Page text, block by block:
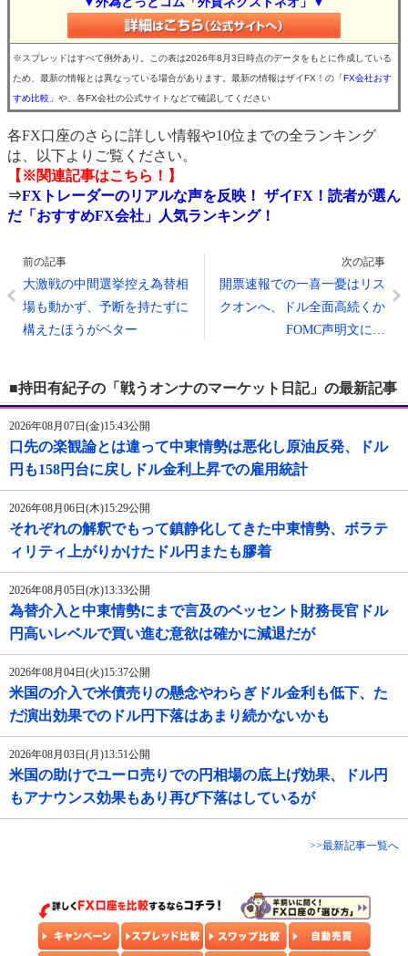
※スプレッドはすべて例外あり。この表は2026年8月3日時点のデータをもとに作成している
ため、最新の情報とは異なっている場合があります。最新の情報はザイFX！の 「FX会社おす
すめ比較」 や、各FX会社の公式サイトなどで確認してください
各FX口座のさらに詳しい情報や10位までの全ランキング
は、以下よりご覧ください。
【※関連記事はこちら！】
⇒FXトレーダーのリアルな声を反映！ ザイFX！読者が選ん
だ「おすすめFX会社」人気ランキング！
前の記事
大激戦の中間選挙控え為替相
場も動かず、予断を持たずに
構えたほうがベター
次の記事
開票速報での一喜一憂はリス
クオンへ、ドル全面高続くか
FOMC声明文に…
■持田有紀子の「戦うオンナのマーケット日記」の最新記事
2026年08月07日(金)15:43公開
口先の楽観論とは違って中東情勢は悪化し原油反発、ドル
円も158円台に戻しドル金利上昇での雇用統計
2026年08月06日(木)15:29公開
それぞれの解釈でもって鎮静化してきた中東情勢、ボラテ
ィリティ上がりかけたドル円またも膠着
2026年08月05日(水)13:33公開
為替介入と中東情勢にまで言及のベッセント財務長官ドル
円高いレベルで買い進む意欲は確かに減退だが
2026年08月04日(火)15:37公開
米国の介入で米債売りの懸念やわらぎドル金利も低下、た
だ演出効果でのドル円下落はあまり続かないかも
2026年08月03日(月)13:51公開
米国の助けでユーロ売りでの円相場の底上げ効果、ドル円
もアナウンス効果もあり再び下落はしているが
>>最新記事一覧へ